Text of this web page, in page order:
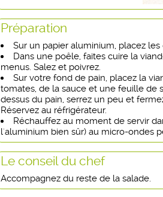
Préparation
Sur un papier aluminium, placez
Dans une poêle, faites cuire la
menus. Salez et poivrez.
Sur votre fond de pain, placez la
tomates, de la sauce et une feuille de
dessus du pain, serrez un peu et
Réservez au réfrigérateur.
Réchauffez au moment de servir
l'aluminium bien sûr) au micro-ondes
Le conseil du chef
Accompagnez du reste de la salade.